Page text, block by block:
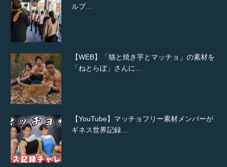
ルプ…
【WEB】「猫と焼き芋とマッチョ」の素材を
「ねとらぼ」さんに…
【YouTube】マッチョフリー素材メンバーが
ギネス世界記録…